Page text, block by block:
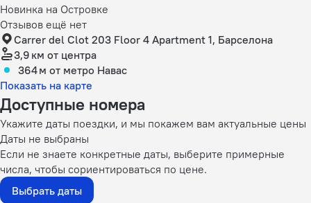
Новинка на Островке
Отзывов ещё нет
Carrer del Clot 203 Floor 4 Apartment 1, Барселона
3,9 км от центра
364 м от метро Навас
Показать на карте
Доступные номера
Укажите даты поездки, и мы покажем вам актуальные цены
Даты не выбраны
Если не знаете конкретные даты, выберите примерные
числа, чтобы сориентироваться по цене.
Выбрать даты